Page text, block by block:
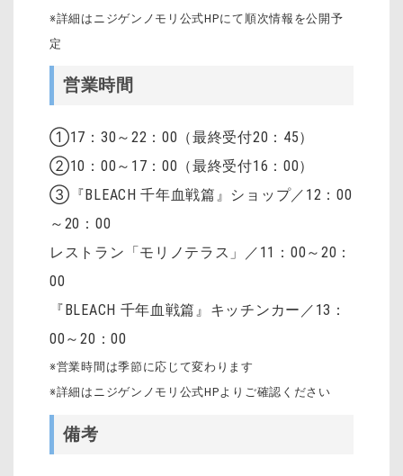
※詳細はニジゲンノモリ公式HPにて順次情報を公開予
定
営業時間
①17：30～22：00（最終受付20：45）
②10：00～17：00（最終受付16：00）
③『BLEACH 千年血戦篇』ショップ／12：00
～20：00
レストラン「モリノテラス」／11：00～20：
00
『BLEACH 千年血戦篇』キッチンカー／13：
00～20：00
※営業時間は季節に応じて変わります
※詳細はニジゲンノモリ公式HPよりご確認ください
備考